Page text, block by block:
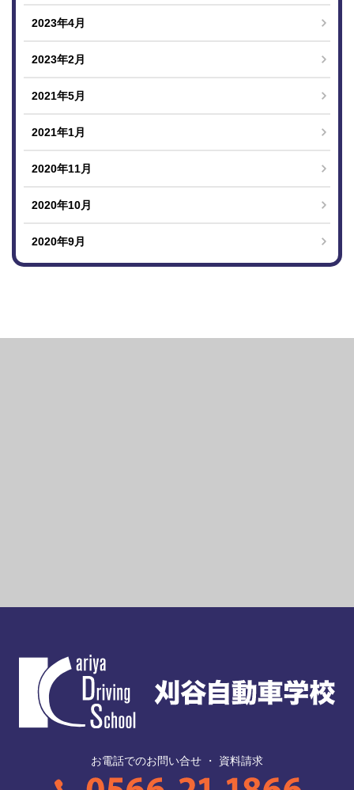
2023年4月
2023年2月
2021年5月
2021年1月
2020年11月
2020年10月
2020年9月
お電話でのお問い合せ ・ 資料請求